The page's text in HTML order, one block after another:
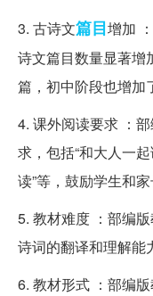
3. 古诗文篇目增加
诗文篇目数量显著增
篇，初中阶段也增加
4. 课外阅读要求 ：
求，包括“和大人一起
读”等，鼓励学生和家
5. 教材难度 ：部编
诗词的翻译和理解能
6. 教材形式 ：部编